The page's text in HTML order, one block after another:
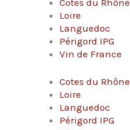
Loire
Languedoc
Périgord IPG
Vin de France
Cotes du Rhône
Loire
Languedoc
Périgord IPG